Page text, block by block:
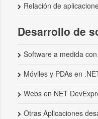
Relación de
Desarrollo de
Software a medida
Móviles y PDAs en
Webs en NET
Otras Aplicaciones